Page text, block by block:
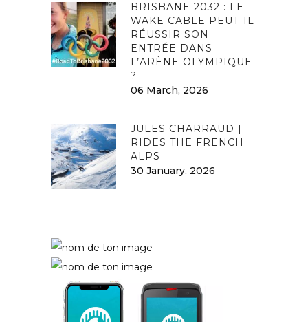
BRISBANE 2032 : LE
WAKE CABLE PEUT-IL
RÉUSSIR SON
ENTRÉE DANS
L’ARÈNE OLYMPIQUE
?
06 March, 2026
JULES CHARRAUD |
RIDES THE FRENCH
ALPS
30 January, 2026